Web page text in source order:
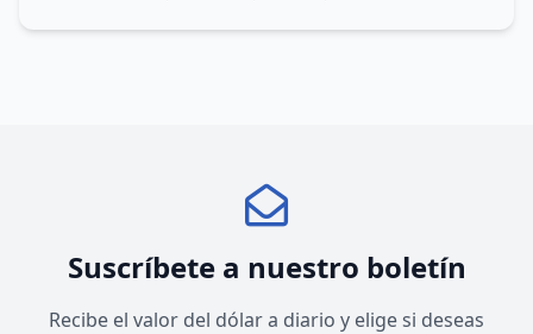
Suscríbete a nuestro boletín
Recibe el valor del dólar a diario y elige si deseas